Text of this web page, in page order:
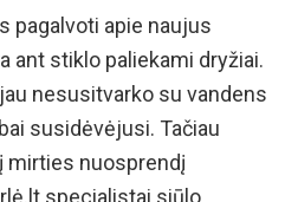
pagalvoti apie naujus
ant stiklo paliekami dryžiai.
nesusitvarko su vandens
susidėvėjusi. Tačiau
mirties nuosprendį
specialistai siūlo